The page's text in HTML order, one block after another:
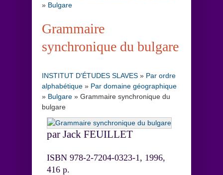
» Bulgare
Grammaire
synchronique du bulgare
INSTITUT D'ÉTUDES SLAVES » Par ordre
alphabétique » Par domaine géographique
» Bulgare » Grammaire synchronique du
bulgare
par Jack FEUILLET
ISBN 978-2-7204-0323-1, 1996,
416 p.